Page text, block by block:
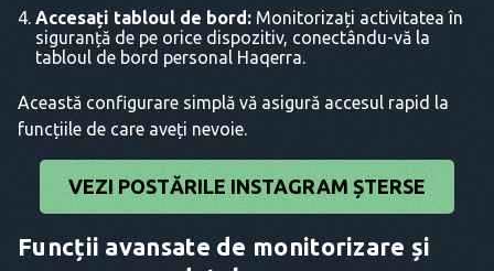
Accesați tabloul de bord: Monitorizați activitatea în
siguranță de pe orice dispozitiv, conectându-vă la
tabloul de bord personal Haqerra.
Această configurare simplă vă asigură accesul rapid la
funcțiile de care aveți nevoie.
VEZI POSTĂRILE INSTAGRAM ȘTERSE
Funcții avansate de monitorizare și